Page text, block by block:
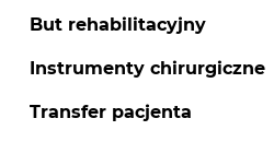
But rehabilitacyjny
Instrumenty chirurgiczne
Transfer pacjenta